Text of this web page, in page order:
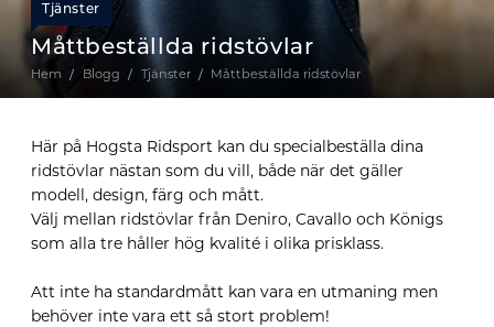
Tjänster
Måttbeställda ridstövlar
Hem Blogg Tjänster Måttbeställda ridstövlar
Här på Hogsta Ridsport kan du specialbeställa dina
ridstövlar nästan som du vill, både när det gäller
modell, design, färg och mått.
Välj mellan ridstövlar från Deniro, Cavallo och Königs
som alla tre håller hög kvalité i olika prisklass.
Att inte ha standardmått kan vara en utmaning men
behöver inte vara ett så stort problem!